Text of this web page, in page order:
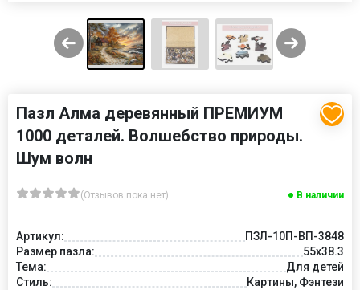
Пазл Алма деревянный ПРЕМИУМ
1000 деталей. Волшебство природы.
Шум волн
(Отзывов пока нет) В наличии
Артикул:
ПЗЛ-10П-ВП-3848
Размер пазла:
55х38.3
Тема:
Для детей
Стиль:
Картины, Фэнтези